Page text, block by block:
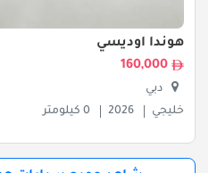
هوندا أوديسي
160,000
دبي
خليجي
2026 0 كيلومتر